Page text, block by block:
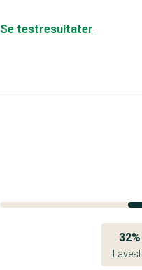
Se testresultater
32%